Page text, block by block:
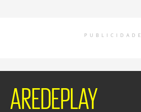
PUBLICIDADE
AREDEPLAY